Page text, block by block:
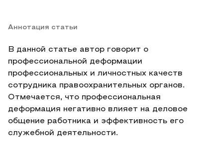
Аннотация статьи
В данной статье автор говорит о
профессиональной деформации
профессиональных и личностных качеств
сотрудника правоохранительных органов.
Отмечается, что профессиональная
деформация негативно влияет на деловое
общение работника и эффективность его
служебной деятельности.